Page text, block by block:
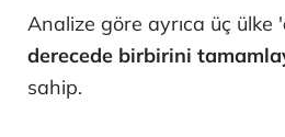
Analize göre ayrıca üç ülke '
derecede birbirini
sahip.